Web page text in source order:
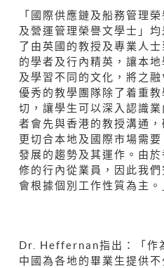
「國際供應鏈及船務管理
及營運管理榮譽文學士」
了由英國的教授及專業人
的學者及行內精英，讓本
及學習不同的文化，將之
優秀的教學團隊除了着重
切，讓學生可以深入認識
者會先與香港的教授溝通
更切合本地及國際市場需
發展的趨勢及其運作。由
修的行內從業員，因此我
會根據個別工作性質為主。
Dr. Heffernan指出：「作
中國為各地的畢業生提供